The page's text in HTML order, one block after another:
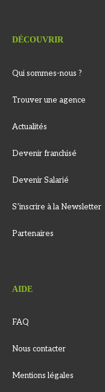
DÉCOUVRIR
Qui sommes-nous ?
Trouver une agence
Actualités
Devenir franchisé
Devenir Salarié
S’inscrire à la Newsletter
Partenaires
AIDE
FAQ
Nous contacter
Mentions légales